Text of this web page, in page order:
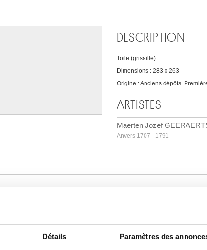
Détails Paramètres des
DESCRIPTION
Toile (grisaille)
Dimensions : 283 x 263
Origine : Anciens dépôts.
ARTISTES
Maerten Jozef
Anvers 1707 - 1791